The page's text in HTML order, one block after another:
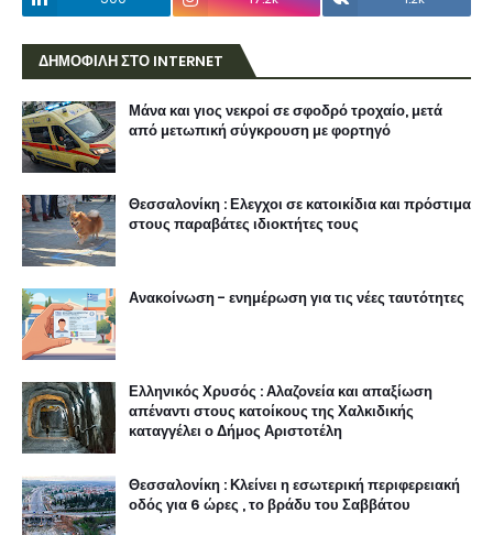
ΔΗΜΟΦΙΛΗ ΣΤΟ INTERNET
Μάνα και γιος νεκροί σε σφοδρό τροχαίο, μετά
από μετωπική σύγκρουση με φορτηγό
Θεσσαλονίκη : Ελεγχοι σε κατοικίδια και πρόστιμα
στους παραβάτες ιδιοκτήτες τους
Ανακοίνωση - ενημέρωση για τις νέες ταυτότητες
Ελληνικός Χρυσός : Αλαζονεία και απαξίωση
απέναντι στους κατοίκους της Χαλκιδικής
καταγγέλει ο Δήμος Αριστοτέλη
Θεσσαλονίκη : Κλείνει η εσωτερική περιφερειακή
οδός για 6 ώρες , το βράδυ του Σαββάτου